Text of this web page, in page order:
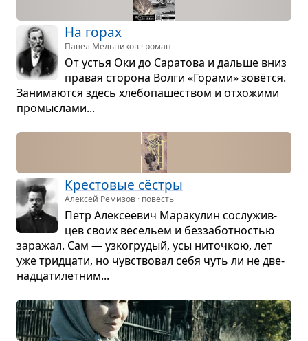
На горах
Павел Мельников · роман
От устья Оки до Сара­това и дальше вниз
пра­вая сто­рона Волги «Горами» зовётся.
Зани­ма­ются здесь хле­бо­па­ше­ством и отхо­жими
про­мыс­лами...
Кре­сто­вые сёстры
Алексей Ремизов · повесть
Петр Алек­се­е­вич Мара­ку­лин сослу­жив­
цев своих весе­льем и без­за­бот­но­стью
зара­жал. Сам — узко­гру­дый, усы ниточ­кою, лет
уже трид­цати, но чув­ство­вал себя чуть ли не две­
надца­ти­лет­ним...